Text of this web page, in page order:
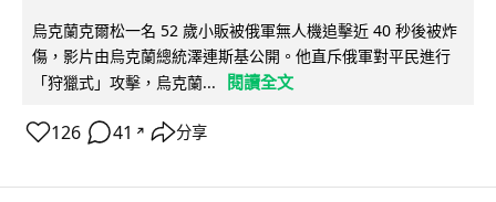
烏克蘭克爾松一名 52 歲小販被俄軍無人機追擊近 40 秒後被炸
傷，影片由烏克蘭總統澤連斯基公開。他直斥俄軍對平民進行
「狩獵式」攻擊，烏克蘭...
閱讀全文
126 41 ↗ 分享